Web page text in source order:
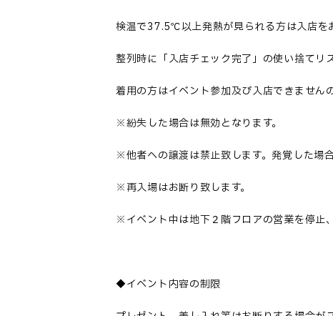
検温で37.5℃以上発熱が見られる方は入店を
整列時に「入店チェック完了」の使い捨てリ
着用の方はイベント参加及び入店できません
※紛失した場合は無効となります。
※他者への譲渡は禁止致します。発覚した場
※再入場はお断り致します。
※イベント中は地下２階フロアの営業を停止
◆イベント内容の制限